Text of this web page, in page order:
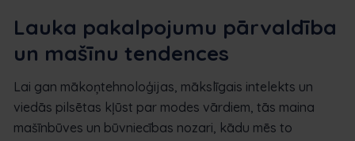
Lauka pakalpojumu pārvaldība
un mašīnu tendences
Lai gan mākoņtehnoloģijas, mākslīgais intelekts un
viedās pilsētas kļūst par modes vārdiem, tās maina
mašīnbūves un būvniecības nozari, kādu mēs to